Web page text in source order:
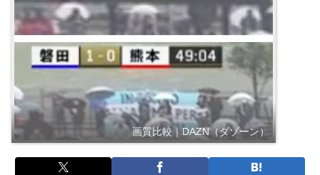
画質比較｜DAZN（ダゾーン）